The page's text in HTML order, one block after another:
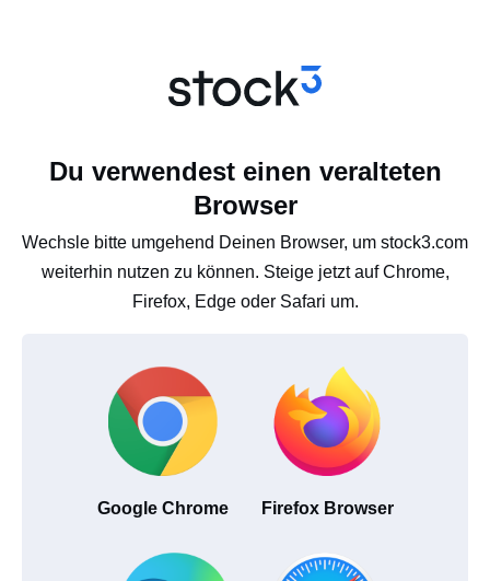
Du verwendest einen veralteten
Browser
Wechsle bitte umgehend Deinen Browser, um stock3.com
weiterhin nutzen zu können. Steige jetzt auf Chrome,
Firefox, Edge oder Safari um.
Google Chrome Firefox Browser